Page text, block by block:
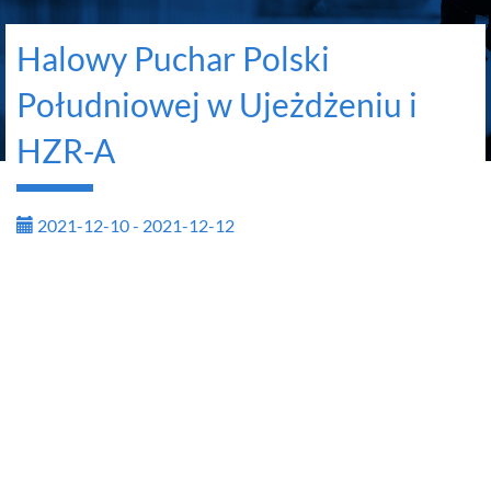
Halowy Puchar Polski
Południowej w Ujeżdżeniu i
HZR-A
2021-12-10 - 2021-12-12